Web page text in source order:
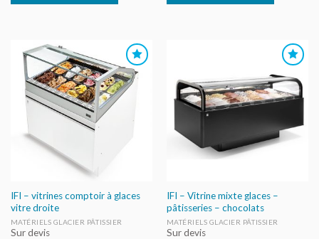
AJOUTER
AU DEVIS
IFI – vitrines comptoir à glaces
vitre droite
MATÉRIELS GLACIER PÂTISSIER
Sur devis
AJOUTER
AU DEVIS
IFI – Vitrine mixte glaces –
pâtisseries – chocolats
MATÉRIELS GLACIER PÂTISSIER
Sur devis